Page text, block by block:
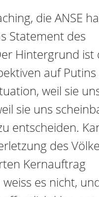
die ANSE
Statement des
Hintergrund ist
auf Putins
weil sie
sie uns
entscheiden.
des
Kernauftrag
es nicht,